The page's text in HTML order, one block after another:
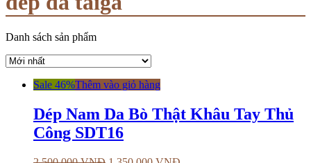
Danh sách sản phẩm
Sale 46%Thêm vào giỏ hàng
Dép Nam Da Bò Thật Khâu Tay Thủ
Công SDT16